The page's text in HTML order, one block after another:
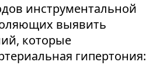
инструментальной
выявить
которые
гипертония: